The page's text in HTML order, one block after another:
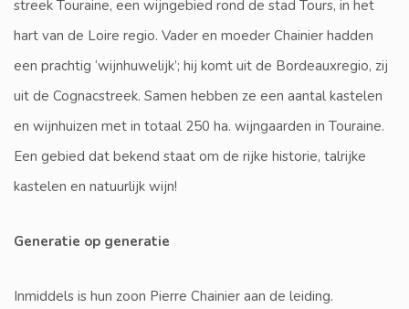
streek Touraine, een wijngebied rond de stad Tours, in het
hart van de Loire regio. Vader en moeder Chainier hadden
een prachtig ‘wijnhuwelijk’; hij komt uit de Bordeauxregio, zij
uit de Cognacstreek. Samen hebben ze een aantal kastelen
en wijnhuizen met in totaal 250 ha. wijngaarden in Touraine.
Een gebied dat bekend staat om de rijke historie, talrijke
kastelen en natuurlijk wijn!
Generatie op generatie
Inmiddels is hun zoon Pierre Chainier aan de leiding.